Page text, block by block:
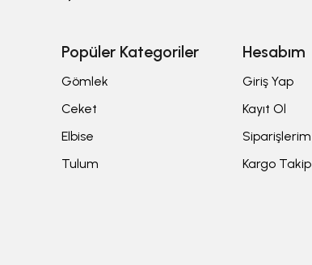
Popüler Kategoriler
Gömlek
Ceket
Elbise
Tulum
Hesabım
Giriş Yap
Kayıt Ol
Siparişlerim
Kargo Takip